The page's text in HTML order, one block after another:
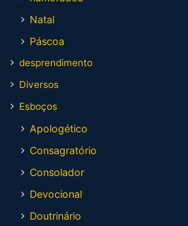
Natal
Páscoa
desprendimento
Diversos
Esboços
Apologético
Consagratório
Consolador
Devocional
Doutrinário